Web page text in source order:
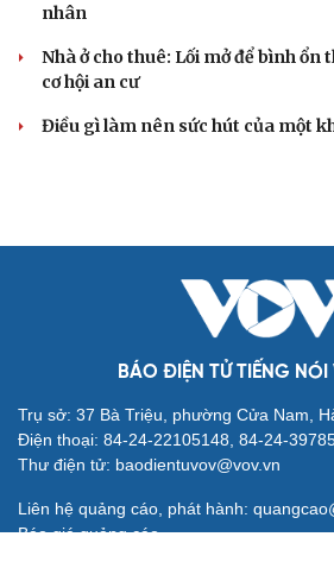
nhân
Nhà ở cho thuê: Lối mở để bình
cơ hội an cư
Điều gì làm nên sức hút của một
BÁO ĐIỆN TỬ TIẾNG NÓI
Trụ sở: 37 Bà Triệu, phường Cửa Nam,
Điện thoại: 84-24-22105148, 84-24-
Thư điện tử: baodientuvov@vov.vn
Liên hệ quảng cáo, phát hành:
Báo giá quảng cáo